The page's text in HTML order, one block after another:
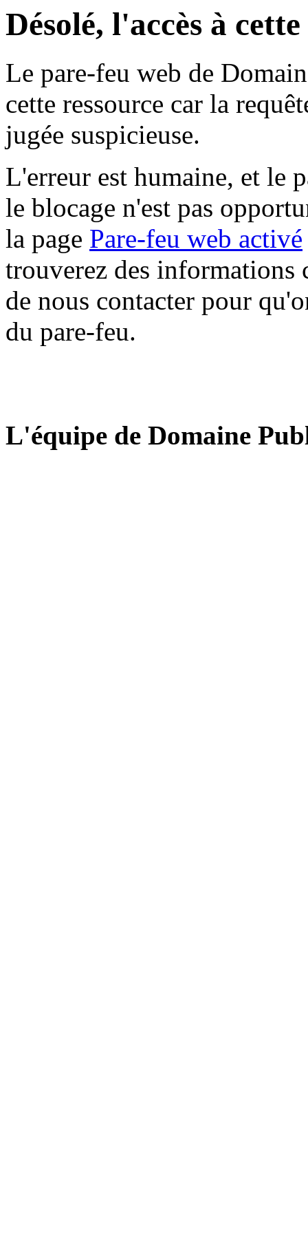
Désolé, l'accès à
Le pare-feu web de
cette ressource car la
jugée suspicieuse.
L'erreur est humaine, et le
le blocage n'est pas
la page Pare-feu web activé
trouverez des informations
de nous contacter pour
du pare-feu.
L'équipe de Domaine